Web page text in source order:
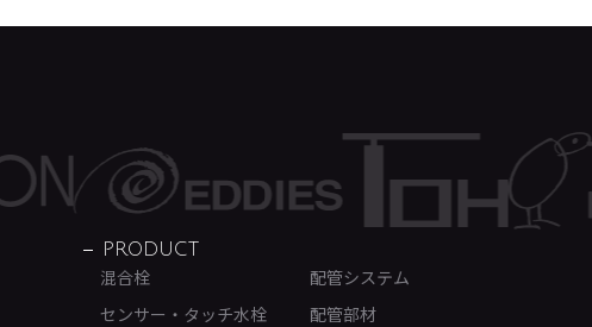
PRODUCT
混合栓
センサー・タッチ水栓
配管システム
配管部材